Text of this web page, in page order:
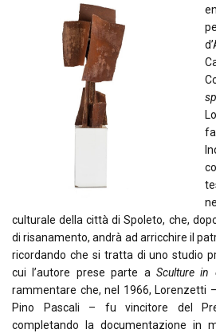
culturale della città di Spoleto, che,
di risanamento, andrà ad arricchire il
ricordando che si tratta di uno studio
cui l’autore prese parte a Sculture in
rammentare che, nel 1966, Lorenzetti
Pino Pascali – fu vincitore del
completando la documentazione in